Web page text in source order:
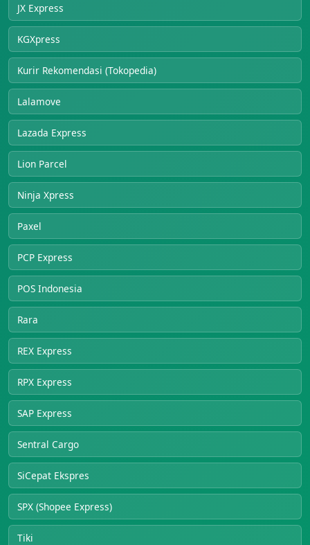
JX Express
KGXpress
Kurir Rekomendasi (Tokopedia)
Lalamove
Lazada Express
Lion Parcel
Ninja Xpress
Paxel
PCP Express
POS Indonesia
Rara
REX Express
RPX Express
SAP Express
Sentral Cargo
SiCepat Ekspres
SPX (Shopee Express)
Tiki